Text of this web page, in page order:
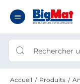
Accueil Produits